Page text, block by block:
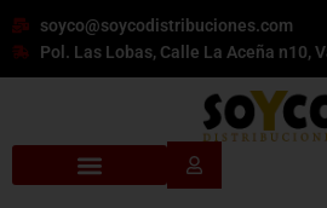
soyco@soycodistribuciones.com
Pol. Las Lobas, Calle La Aceña n10,